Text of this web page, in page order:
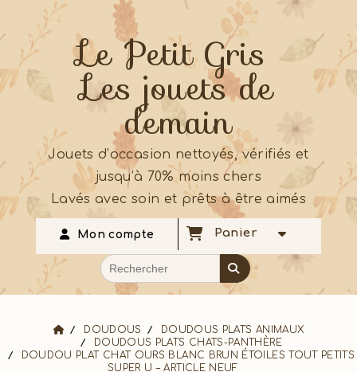
Le Petit Gris
Les jouets de
demain
Jouets d’occasion nettoyés, vérifiés et
jusqu’à 70% moins chers
Lavés avec soin et prêts à être aimés
Mon compte Panier
DOUDOUS
DOUDOUS PLATS ANIMAUX
DOUDOUS PLATS CHATS-PANTHÈRE
DOUDOU PLAT CHAT OURS BLANC BRUN ÉTOILES TOUT PETITS
SUPER U – ARTICLE NEUF